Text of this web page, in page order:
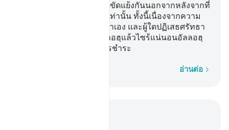
บรรดาผู้ที่ได้รับคัมภีร์ มิได้ขัดแย้งกันนอกจากหลังจากที่
ได้มีความรู้ มายังพวกเขาเท่านั้น ทั้งนี้เนื่องจากความ
อิจฉาริษยาระหว่างพวกเขาเอง และผู้ใดปฏิเสธศรัทธา
ต่อบรรดาโองการของอัลลอฮฺแล้วไซร้แน่นอนอัลลอฮฺ
นั้นเป็นผู้ทรงรวดเร็วในการชำระ
อ่านต่อ